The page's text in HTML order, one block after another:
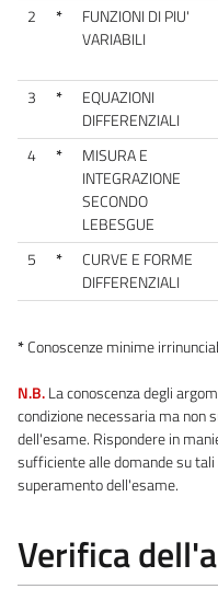
2
*
FUNZIONI DI PIU'
VARIABILI
3
*
EQUAZIONI
DIFFERENZIALI
4 *
MISURA E
INTEGRAZIONE
SECONDO
LEBESGUE
5 *
CURVE E FORME
DIFFERENZIALI
*Conoscenze minime
N.B.La conoscenza degli
condizione necessaria ma
dell'esame. Rispondere in
sufficiente alle domande su
superamento dell'esame.
Verifica